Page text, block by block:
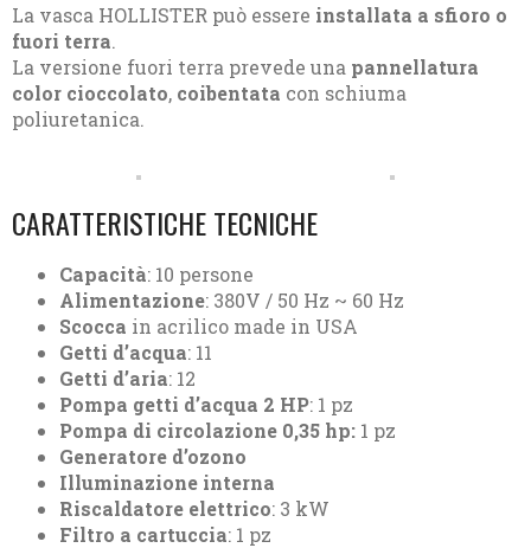
La vasca HOLLISTER può essere installata a sfioro o
fuori terra.
La versione fuori terra prevede una pannellatura
color cioccolato, coibentata con schiuma
poliuretanica.
CARATTERISTICHE TECNICHE
Capacità: 10 persone
Alimentazione: 380V / 50 Hz ~ 60 Hz
Scocca in acrilico made in USA
Getti d’acqua: 11
Getti d’aria: 12
Pompa getti d’acqua 2 HP: 1 pz
Pompa di circolazione 0,35 hp: 1 pz
Generatore d’ozono
Illuminazione interna
Riscaldatore elettrico: 3 kW
Filtro a cartuccia: 1 pz